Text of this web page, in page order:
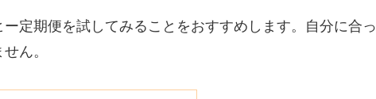
定期便を試してみることをおすすめします。自分に合っ
ん。